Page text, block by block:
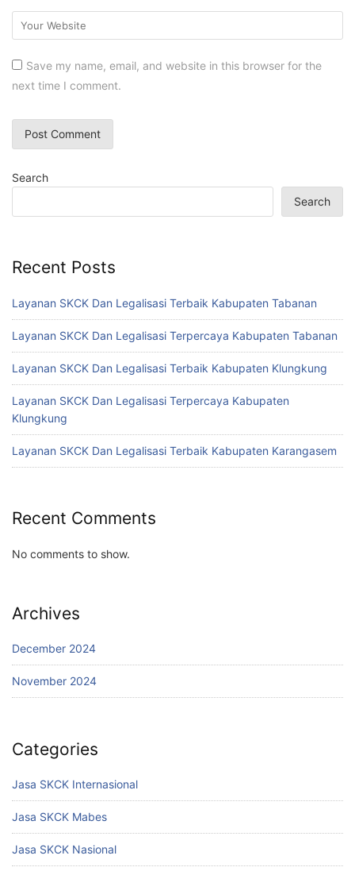
Save my name, email, and website in this browser for the
next time I comment.
Search
Search
Recent Posts
Layanan SKCK Dan Legalisasi Terbaik Kabupaten Tabanan
Layanan SKCK Dan Legalisasi Terpercaya Kabupaten Tabanan
Layanan SKCK Dan Legalisasi Terbaik Kabupaten Klungkung
Layanan SKCK Dan Legalisasi Terpercaya Kabupaten
Klungkung
Layanan SKCK Dan Legalisasi Terbaik Kabupaten Karangasem
Recent Comments
No comments to show.
Archives
December 2024
November 2024
Categories
Jasa SKCK Internasional
Jasa SKCK Mabes
Jasa SKCK Nasional